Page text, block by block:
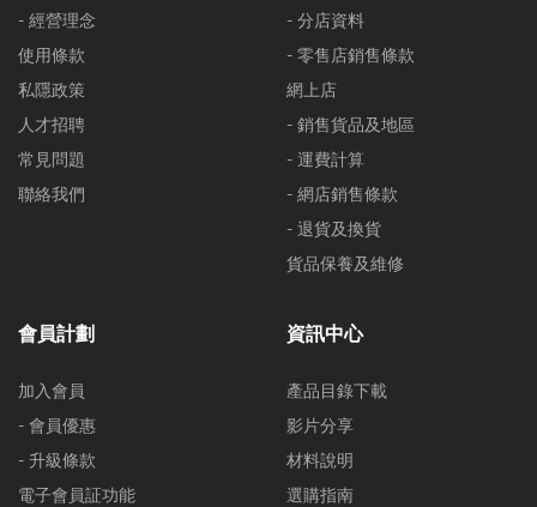
- 經營理念
使用條款
私隱政策
人才招聘
常見問題
聯絡我們
- 分店資料
- 零售店銷售條款
網上店
- 銷售貨品及地區
- 運費計算
- 網店銷售條款
- 退貨及換貨
貨品保養及維修
會員計劃
加入會員
- 會員優惠
- 升級條款
電子會員証功能
資訊中心
產品目錄下載
影片分享
材料說明
選購指南